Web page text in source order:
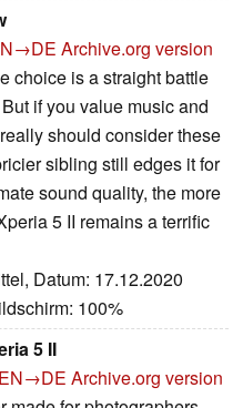
Archive.org version
choice is a straight battle
if you value music and
should consider these
sibling still edges it for
sound quality, the more
5 II remains a terrific
Datum: 17.12.2020
100%
5 II
EN→DE Archive.org version